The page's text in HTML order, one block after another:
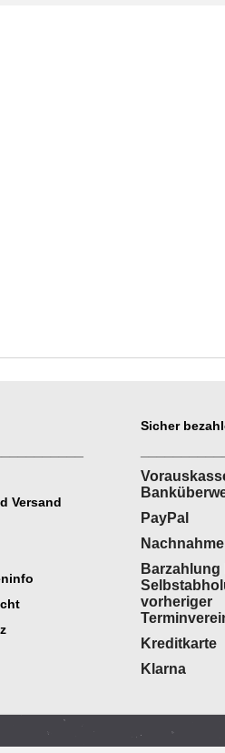
Versand
Sicher
PayPal
Barzahlung
vorheriger
Kreditkarte
Klarna
WebShop erstellt mit
Software.